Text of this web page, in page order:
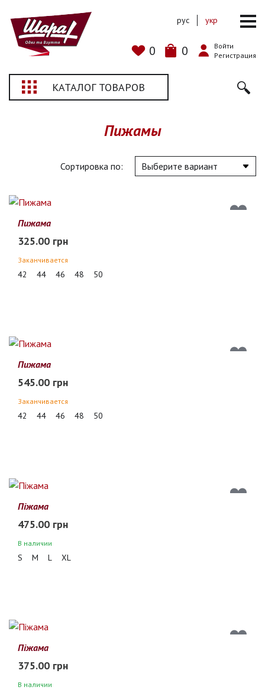
0 0
Войти
Регистрация
рус укр
КАТАЛОГ ТОВАРОВ
Пижамы
Сортировка по:
Пижама
325.00 грн
Заканчивается
42 44 46 48 50
Пижама
545.00 грн
Заканчивается
42 44 46 48 50
Піжама
475.00 грн
В наличии
S M L XL
Піжама
375.00 грн
В наличии